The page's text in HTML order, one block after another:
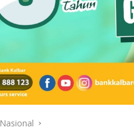
Nasional